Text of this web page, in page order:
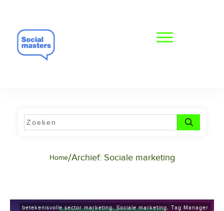
Home/Archief: Sociale marketing
betekenisvolle sector marketing,Sociale marketing Tag Manager